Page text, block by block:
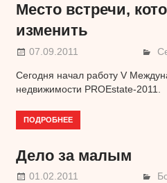
Место встречи,
изменить
07.09.2011
Сегодня начал работу V
недвижимости PROEstate-2011.
ПОДРОБНЕЕ
Дело за малым
01.02.2011